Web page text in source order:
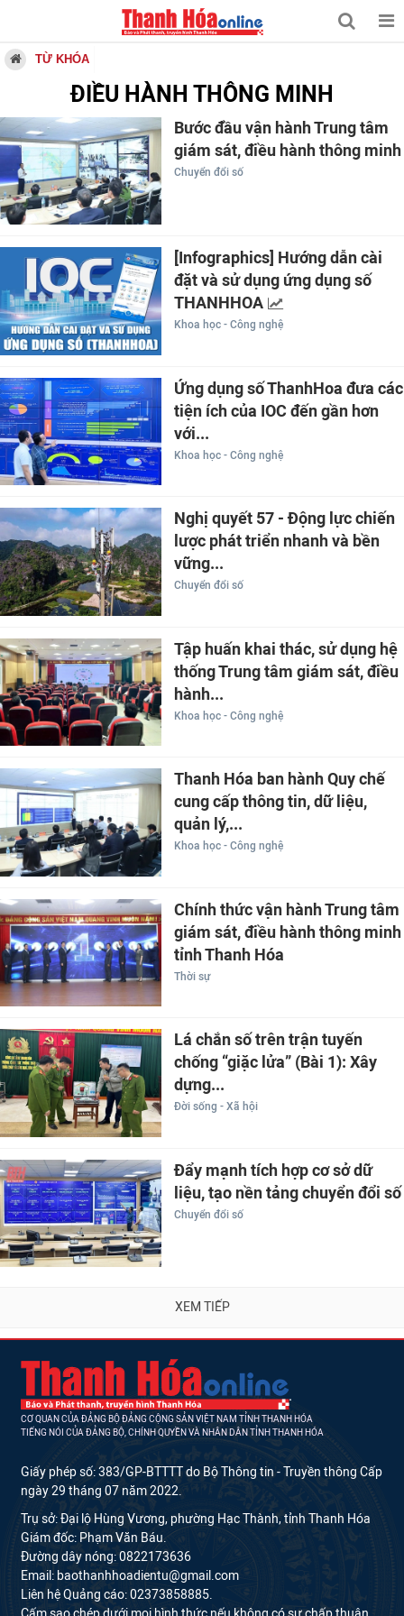
TỪ KHÓA
ĐIỀU HÀNH THÔNG MINH
Bước đầu vận hành Trung tâm
giám sát, điều hành thông minh
Chuyển đổi số
[Infographics] Hướng dẫn cài
đặt và sử dụng ứng dụng số
THANHHOA
Khoa học - Công nghệ
Ứng dụng số ThanhHoa đưa các
tiện ích của IOC đến gần hơn
với...
Khoa học - Công nghệ
Nghị quyết 57 - Động lực chiến
lược phát triển nhanh và bền
vững...
Chuyển đổi số
Tập huấn khai thác, sử dụng hệ
thống Trung tâm giám sát, điều
hành...
Khoa học - Công nghệ
Thanh Hóa ban hành Quy chế
cung cấp thông tin, dữ liệu,
quản lý,...
Khoa học - Công nghệ
Chính thức vận hành Trung tâm
giám sát, điều hành thông minh
tỉnh Thanh Hóa
Thời sự
Lá chắn số trên trận tuyến
chống “giặc lửa” (Bài 1): Xây
dựng...
Đời sống - Xã hội
Đẩy mạnh tích hợp cơ sở dữ
liệu, tạo nền tảng chuyển đổi số
Chuyển đổi số
XEM TIẾP
CƠ QUAN CỦA ĐẢNG BỘ ĐẢNG CỘNG SẢN VIỆT NAM TỈNH THANH HÓA
TIẾNG NÓI CỦA ĐẢNG BỘ, CHÍNH QUYỀN VÀ NHÂN DÂN TỈNH THANH HÓA
Giấy phép số: 383/GP-BTTTT do Bộ Thông tin - Truyền thông Cấp
ngày 29 tháng 07 năm 2022.
Trụ sở: Đại lộ Hùng Vương, phường Hạc Thành, tỉnh Thanh Hóa
Giám đốc: Phạm Văn Báu.
Đường dây nóng: 0822173636
Email: baothanhhoadientu@gmail.com
Liên hệ Quảng cáo: 02373858885.